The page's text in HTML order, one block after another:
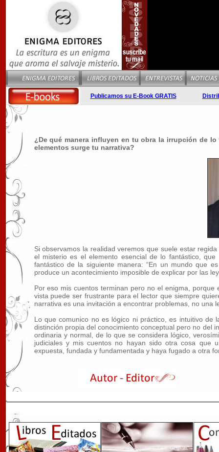
Publicamos su E-Book GRATIS
¿De qué manera influyen en tu obra la irrupción de
elementos surge tu narrativa?
Si observamos la realidad veremos que suele estar
el misterio es el elemento esencial de lo fantástico,
fantástico de la siguiente manera: “En un mundo que
produce un acontecimiento imposible de explicar por las
Por eso mis cuentos terminan pero no el enigma,
vista puede ser frustrante para el lector que siempre
narrativa es una invitación a encontrar problemas, no una
Lo que comunico no es lógico ni práctico, es intuitivo
distinción propia del conocimiento conceptual pero no del
ordinaria y normal, de lo que se considera lógico,
judiciales y mis cuentos no hayan sido otra cosa que
expuesta, fundada y fundamentada y haya fugado a otra